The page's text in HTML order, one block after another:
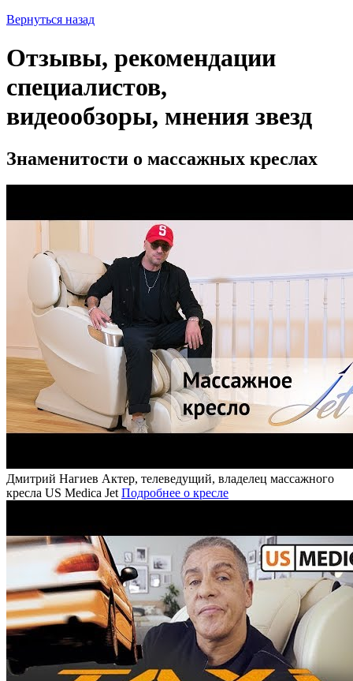
Вернуться назад
Отзывы, рекомендации
специалистов,
видеообзоры, мнения звезд
Знаменитости о массажных креслах
Дмитрий Нагиев Актер, телеведущий, владелец массажного
кресла US Medica Jet Подробнее о кресле